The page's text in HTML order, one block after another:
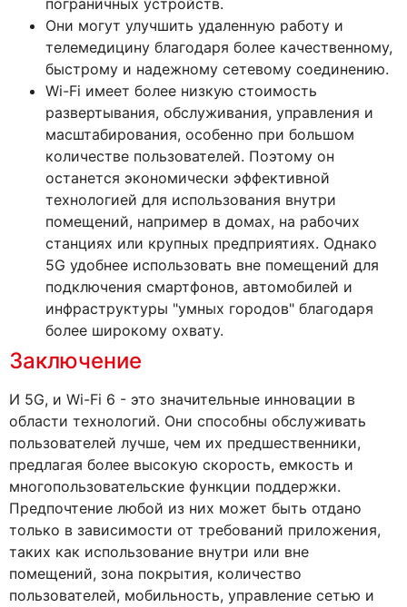
Они могут улучшить удаленную работу и
телемедицину благодаря более качественному,
быстрому и надежному сетевому соединению.
Wi-Fi имеет более низкую стоимость
развертывания, обслуживания, управления и
масштабирования, особенно при большом
количестве пользователей. Поэтому он
останется экономически эффективной
технологией для использования внутри
помещений, например в домах, на рабочих
станциях или крупных предприятиях. Однако
5G удобнее использовать вне помещений для
подключения смартфонов, автомобилей и
инфраструктуры "умных городов" благодаря
более широкому охвату.
Заключение
И 5G, и Wi-Fi 6 - это значительные инновации в
области технологий. Они способны обслуживать
пользователей лучше, чем их предшественники,
предлагая более высокую скорость, емкость и
многопользовательские функции поддержки.
Предпочтение любой из них может быть отдано
только в зависимости от требований приложения,
таких как использование внутри или вне
помещений, зона покрытия, количество
пользователей, мобильность, управление сетью и